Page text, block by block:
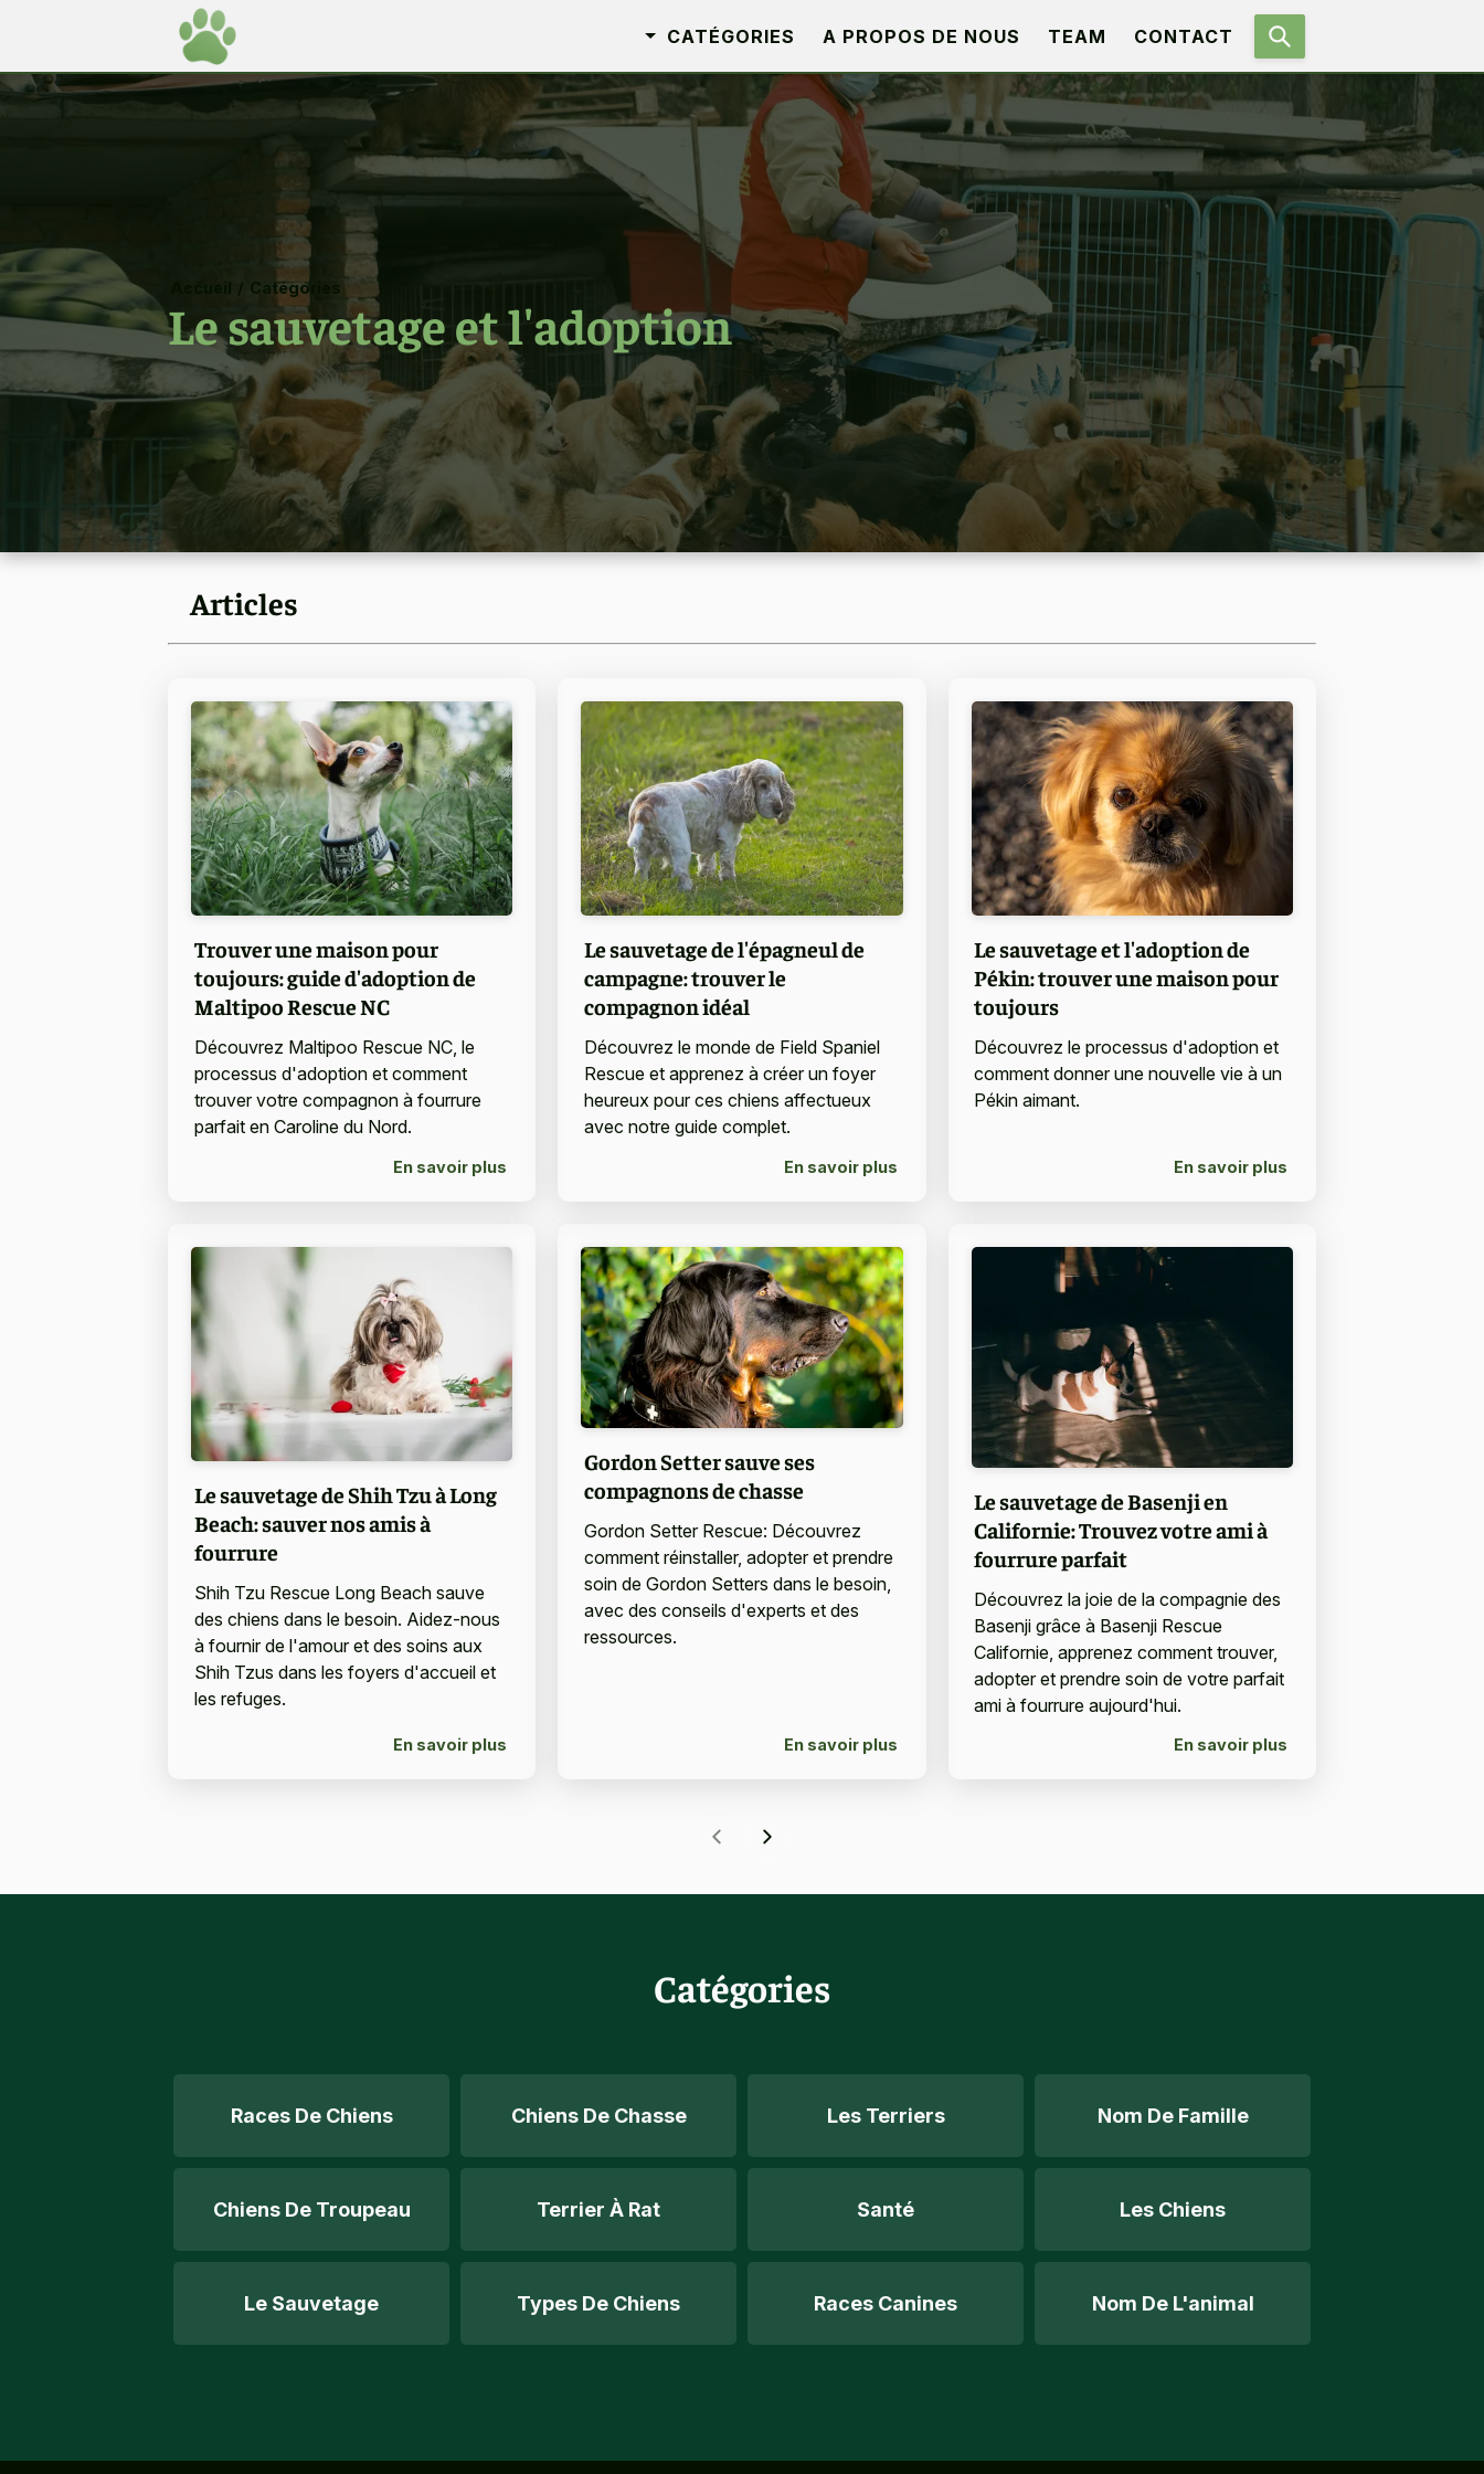
CATÉGORIES A PROPOS DE NOUS TEAM CONTACT
/ Catégories
Le sauvetage et l'adoption
Articles
Trouver une maison pour
toujours: guide d'adoption de
Maltipoo Rescue NC
Découvrez Maltipoo Rescue NC, le
processus d'adoption et comment
trouver votre compagnon à fourrure
parfait en Caroline du Nord.
En savoir plus
Le sauvetage de l'épagneul de
campagne: trouver le
compagnon idéal
Découvrez le monde de Field Spaniel
Rescue et apprenez à créer un foyer
heureux pour ces chiens affectueux
avec notre guide complet.
En savoir plus
Le sauvetage et l'adoption de
Pékin: trouver une maison pour
toujours
Découvrez le processus d'adoption et
comment donner une nouvelle vie à un
Pékin aimant.
En savoir plus
Le sauvetage de Shih Tzu à Long
Beach: sauver nos amis à
fourrure
Shih Tzu Rescue Long Beach sauve
des chiens dans le besoin. Aidez-nous
à fournir de l'amour et des soins aux
Shih Tzus dans les foyers d'accueil et
les refuges.
En savoir plus
Gordon Setter sauve ses
compagnons de chasse
Gordon Setter Rescue: Découvrez
comment réinstaller, adopter et prendre
soin de Gordon Setters dans le besoin,
avec des conseils d'experts et des
ressources.
En savoir plus
Le sauvetage de Basenji en
Californie: Trouvez votre ami à
fourrure parfait
Découvrez la joie de la compagnie des
Basenji grâce à Basenji Rescue
Californie, apprenez comment trouver,
adopter et prendre soin de votre parfait
ami à fourrure aujourd'hui.
En savoir plus
Catégories
Races De Chiens Chiens De Chasse Les Terriers Nom De Famille
Chiens De Troupeau Terrier À Rat Santé Les Chiens
Le Sauvetage Types De Chiens Races Canines Nom De L'animal